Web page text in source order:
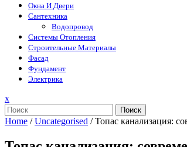
Окна И Двери
Сантехника
Водопровод
Системы Отопления
Строительные Материалы
Фасад
Фундамент
Электрика
xЗакрыть
меню
Поиск
Home /Uncategorised /Топас канализация: